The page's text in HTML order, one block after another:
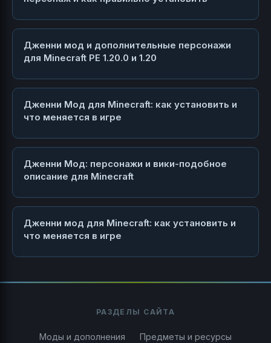
Дженни мод и дополнительные персонажи
для Minecraft PE 1.20.0 и 1.20
Дженни Мод для Minecraft: как установить и
что меняется в игре
Дженни Мод: персонажи и вики-подобное
описание для Minecraft
Дженни мод для Minecraft: как установить и
что меняется в игре
РАЗДЕЛЫ САЙТА
Моды и дополнения
Предметы и ресурсы